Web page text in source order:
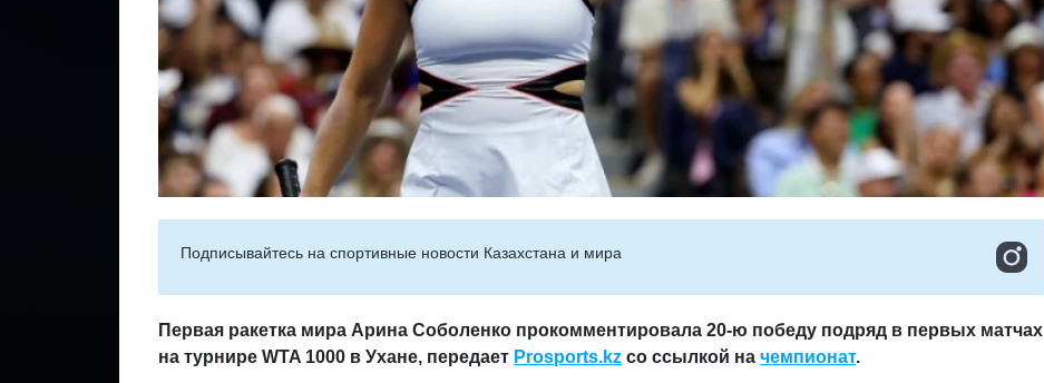
Подписывайтесь на cпортивные новости Казахстана и мира
Первая ракетка мира Арина Соболенко прокомментировала 20-ю победу подряд в первых матчах
на турнире WTA 1000 в Ухане, передает Prosports.kz со ссылкой на чемпионат.